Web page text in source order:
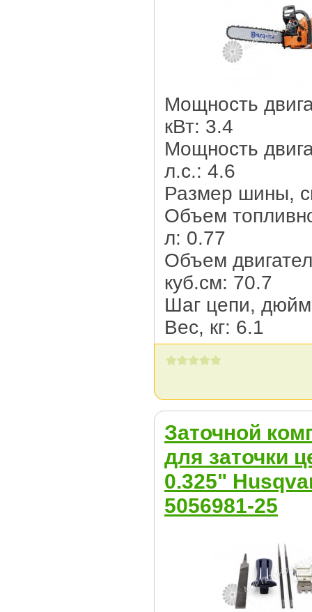
Мощность
кВт: 3.4
Мощность
л.с.: 4.6
Размер шины,
Объем
л: 0.77
Объем
куб.см: 70.7
Шаг цепи,
Вес, кг: 6.1
Заточной
для заточки
0.325"
5056981-25